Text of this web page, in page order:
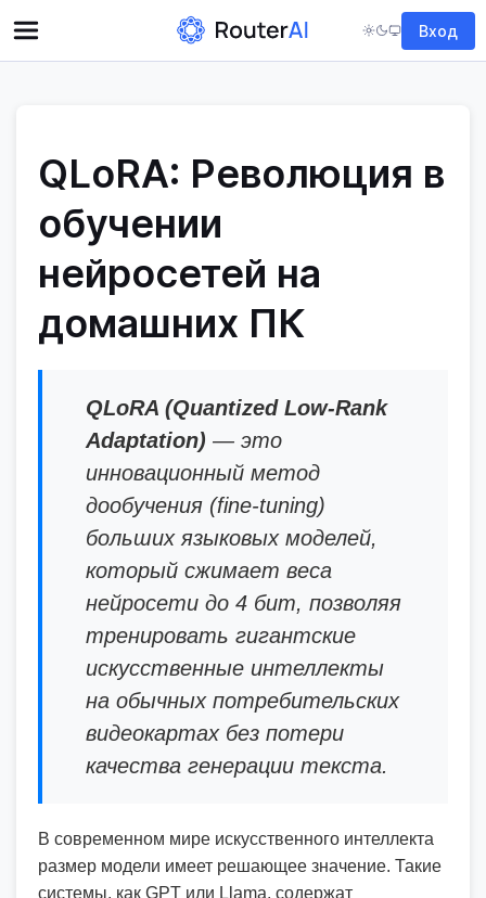
Вход
QLoRA: Революция в
обучении
нейросетей на
домашних ПК
QLoRA (Quantized Low-Rank
Adaptation) — это
инновационный метод
дообучения (fine-tuning)
больших языковых моделей,
который сжимает веса
нейросети до 4 бит, позволяя
тренировать гигантские
искусственные интеллекты
на обычных потребительских
видеокартах без потери
качества генерации текста.
В современном мире искусственного интеллекта
размер модели имеет решающее значение. Такие
системы, как GPT или Llama, содержат